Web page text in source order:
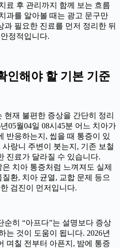
료 후 관리까지 함께 보는 흐름
과를 알아볼 때는 광고 문구만
필요한 진료를 먼저 정리한 뒤
정적입니다.
인해야 할 기본 기준
재 불편한 증상을 간단히 정리
05월04일 08시45분 어느 치아가
반응하는지, 씹을 때 통증이 있
랑니 주변이 붓는지, 기존 보철
진료가 달라질 수 있습니다.
은 치아 통증처럼 느껴져도 실제
환, 치아 균열, 교합 문제 등으
검진이 먼저입니다.
순히 “아프다”는 설명보다 증상
는 것이 도움이 됩니다. 2026년
며칠 전부터 아픈지, 밤에 통증